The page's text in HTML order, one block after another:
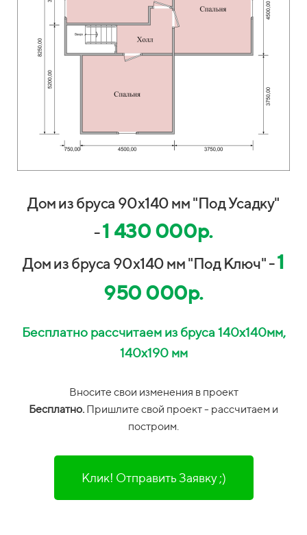
Дом из бруса 90х140 мм "Под Усадку"
-1 430 000р.
Дом из бруса 90х140 мм "Под Ключ" -1
950 000р.
Бесплатно рассчитаем из бруса 140х140мм,
140х190 мм
Вносите свои изменения в проект
Бесплатно. Пришлите свой проект - рассчитаем и
построим.
Клик! Отправить Заявку ;)